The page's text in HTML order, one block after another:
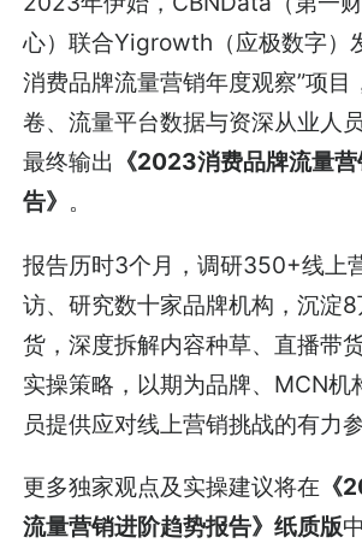
心）联合Yigrowth（应极数字）
消费品牌流量营销年度观察”项目
卷、流量平台数据与资深从业人
最终输出 《2023消费品牌流量
告》 。
报告历时3个月，调研350+线上
访、研究数十家品牌机构，沉淀
货，深度拆解内容种草、直播带
实操策略，以期为品牌、MCN机
员提供应对线上营销挑战的有力参
更多独家观点及实操建议将在 《
流量营销进阶趋势报告》纸质版